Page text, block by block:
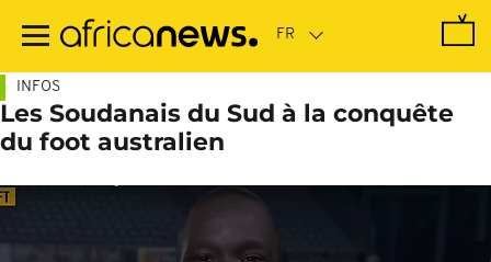
contenu
INFOS
Les Soudanais du Sud à la conquête
du foot australien